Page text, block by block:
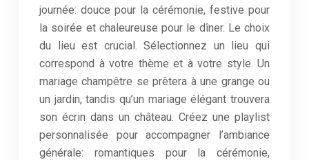
journée: douce pour la cérémonie, festive pour
la soirée et chaleureuse pour le dîner. Le choix
du lieu est crucial. Sélectionnez un lieu qui
correspond à votre thème et à votre style. Un
mariage champêtre se prêtera à une grange ou
un jardin, tandis qu’un mariage élégant trouvera
son écrin dans un château. Créez une playlist
personnalisée pour accompagner l’ambiance
générale: romantiques pour la cérémonie,